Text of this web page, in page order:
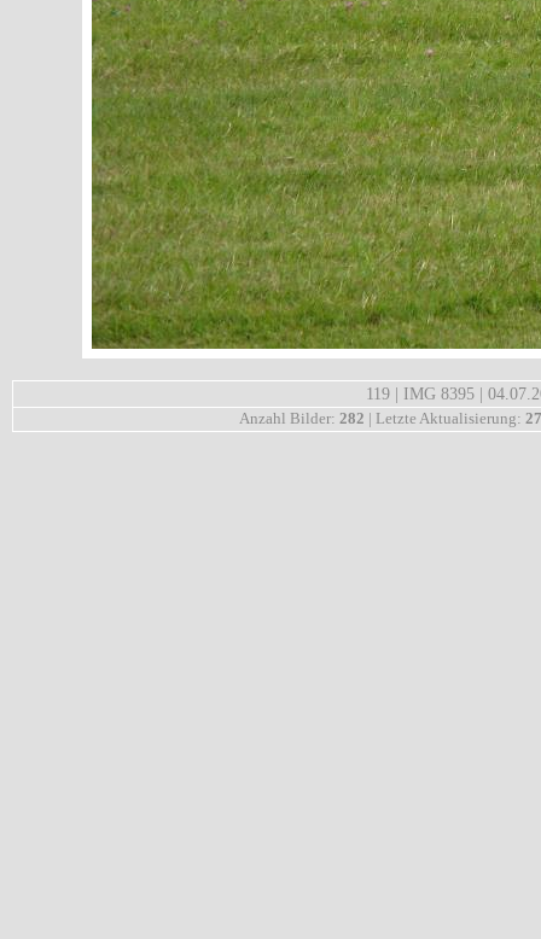
119 | IMG 8395 |
Anzahl Bilder: 282 | Letzte Aktualisierung: